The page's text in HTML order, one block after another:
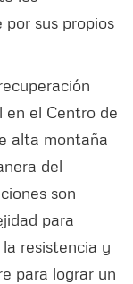
por sus propios
el Centro de
alta montaña
del
son
para
resistencia y
para lograr un